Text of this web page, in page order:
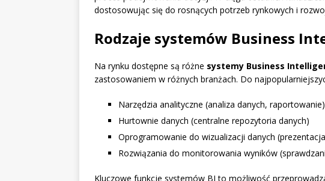
dostosowując się do rosnących potrzeb rynkowych i
Rodzaje systemów Business
Na rynku dostępne są różne systemy Business
zastosowaniem w różnych branżach. Do
Narzędzia analityczne (analiza danych, raportowanie)
Hurtownie danych (centralne repozytoria danych)
Oprogramowanie do wizualizacji danych
Rozwiązania do monitorowania wyników
Kluczowe funkcje systemów BI to możliwość